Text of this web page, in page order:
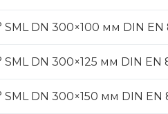
SML DN 300×100 мм DIN EN
DN 300×125 мм DIN EN
SML DN 300×150 мм DIN EN